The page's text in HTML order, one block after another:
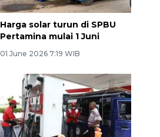
Harga solar turun di SPBU
Pertamina mulai 1 Juni
01 June 2026 7:19 WIB